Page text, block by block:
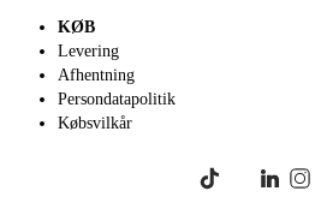
KØB
Levering
Afhentning
Persondatapolitik
Købsvilkår